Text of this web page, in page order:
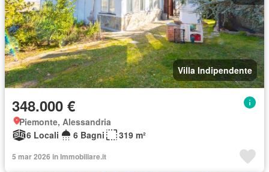
Villa Indipendente
348.000 €
Piemonte, Alessandria
6 Locali
6 Bagni 319 m²
5 mar 2026 in Immobiliare.it